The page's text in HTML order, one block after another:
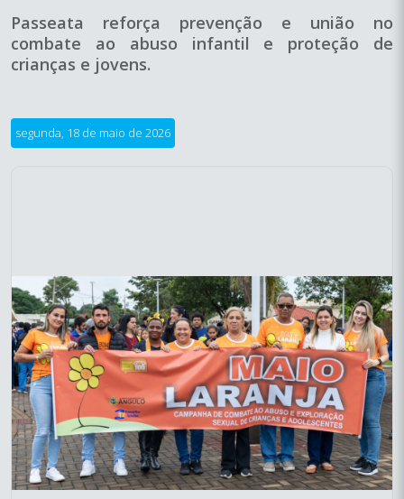
Passeata reforça prevenção e união no
combate ao abuso infantil e proteção de
crianças e jovens.
segunda, 18 de maio de 2026